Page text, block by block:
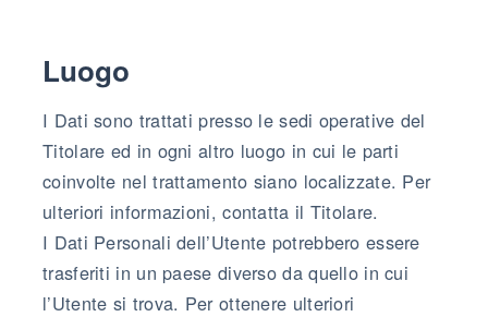
Luogo
I Dati sono trattati presso le sedi operative del
Titolare ed in ogni altro luogo in cui le parti
coinvolte nel trattamento siano localizzate. Per
ulteriori informazioni, contatta il Titolare.
I Dati Personali dell’Utente potrebbero essere
trasferiti in un paese diverso da quello in cui
l’Utente si trova. Per ottenere ulteriori